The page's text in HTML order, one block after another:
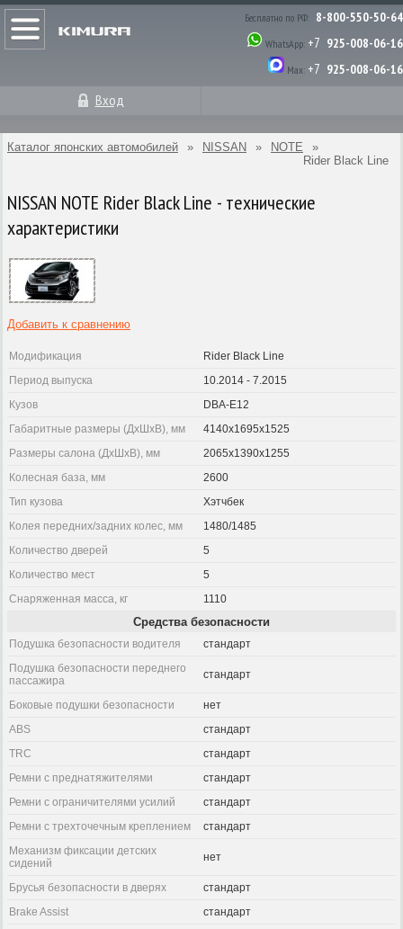
Бесплатно по РФ: 8-800-550-50-64
WhatsApp: +7 925-008-06-16
Max: +7 925-008-06-16
Вход
Каталог японских автомобилей » NISSAN » NOTE
»
Rider Black Line
NISSAN NOTE Rider Black Line - технические
характеристики
Добавить к сравнению
Модификация
Rider Black Line
Период выпуска
10.2014 - 7.2015
Кузов
DBA-E12
Габаритные размеры (ДхШхВ), мм
4140x1695x1525
Размеры салона (ДхШхВ), мм
2065x1390x1255
Колесная база, мм
2600
Тип кузова
Хэтчбек
Колея передних/задних колес, мм
1480/1485
Количество дверей
5
Количество мест
5
Снаряженная масса, кг
1110
Средства безопасности
Подушка безопасности водителя
стандарт
Подушка безопасности переднего
пассажира
стандарт
Боковые подушки безопасности
нет
ABS
стандарт
TRC
стандарт
Ремни с преднатяжителями
стандарт
Ремни с ограничителями усилий
стандарт
Ремни с трехточечным креплением
стандарт
Механизм фиксации детских
сидений
нет
Брусья безопасности в дверях
стандарт
Brake Assist
стандарт